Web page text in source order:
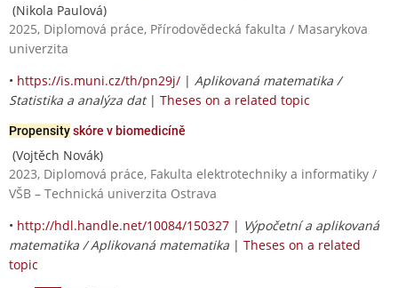
(Nikola Paulová)
2025, Diplomová práce, Přírodovědecká fakulta / Masarykova
univerzita
• https://is.muni.cz/th/pn29j/ | Aplikovaná matematika /
Statistika a analýza dat| Theses on a related topic
Propensityskóre v biomedicíně
(Vojtěch Novák)
2023, Diplomová práce, Fakulta elektrotechniky a informatiky /
VŠB – Technická univerzita Ostrava
• http://hdl.handle.net/10084/150327 | Výpočetní a aplikovaná
matematika / Aplikovaná matematika | Theses on a related
topic